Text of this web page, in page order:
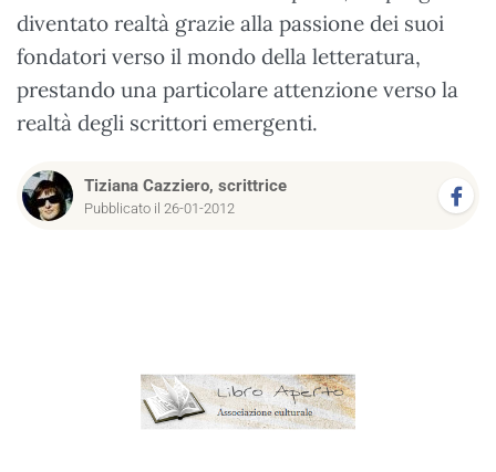
diventato realtà grazie alla passione dei suoi
fondatori verso il mondo della letteratura,
prestando una particolare attenzione verso la
realtà degli scrittori emergenti.
Tiziana Cazziero, scrittrice
Pubblicato il 26-01-2012